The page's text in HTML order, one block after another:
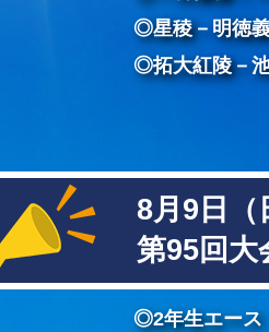
◎星稜－明徳
◎拓大紅陵－
8月9日（
第95回大
◎2年生エース